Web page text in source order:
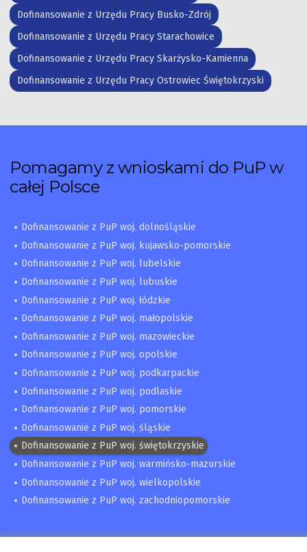
Dofinansowanie z Urzędu Pracy Busko-Zdrój
Dofinansowanie z Urzędu Pracy Starachowice
Dofinansowanie z Urzędu Pracy Skarżysko-Kamienna
Dofinansowanie z Urzędu Pracy Ostrowiec Świętokrzyski
Pomagamy z wnioskami do PuP w
całej Polsce
Dofinansowanie z PuP woj. dolnośląskie
Dofinansowanie z PuP woj. kujawsko-pomorskie
Dofinansowanie z PuP woj. lubelskie
Dofinansowanie z PuP woj. lubuskie
Dofinansowanie z PuP woj. łódzkie
Dofinansowanie z PuP woj. małopolskie
Dofinansowanie z PuP woj. mazowieckie
Dofinansowanie z PuP woj. opolskie
Dofinansowanie z PuP woj. podkarpackie
Dofinansowanie z PuP woj. podlaskie
Dofinansowanie z PuP woj. pomorskie
Dofinansowanie z PuP woj. śląskie
Dofinansowanie z PuP woj. świętokrzyskie
Dofinansowanie z PuP woj. warmińsko-mazurskie
Dofinansowanie z PuP woj. wielkopolskie
Dofinansowanie z PuP woj. zachodniopomorskie